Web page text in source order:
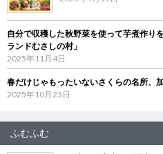
自分で収穫した秋野菜を使って芋煮作
ランドむさしの村」
2025年11月4日
春だけじゃもったいないさくらの名所、
2025年10月23日
ふむふむ